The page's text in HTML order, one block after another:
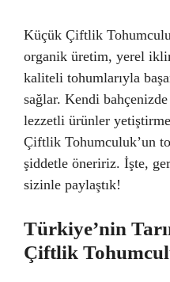
Küçük Çiftlik
organik üretim, yerel
kaliteli tohumlarıyla
sağlar. Kendi
lezzetli ürünler
Çiftlik Tohumculuk’un
şiddetle öneririz. İşte,
sizinle paylaştık!
Türkiye’nin
Çiftlik